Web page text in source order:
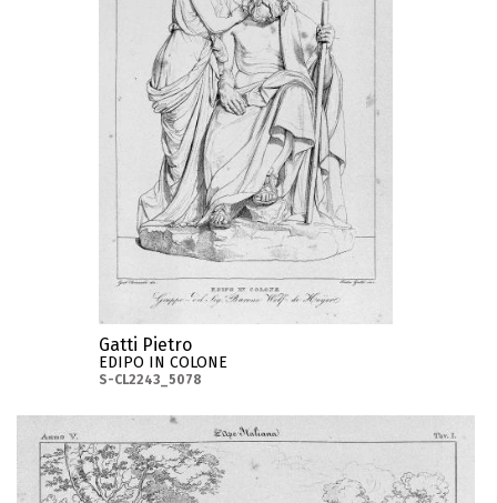
Gatti Pietro
EDIPO IN COLONE
S-CL2243_5078